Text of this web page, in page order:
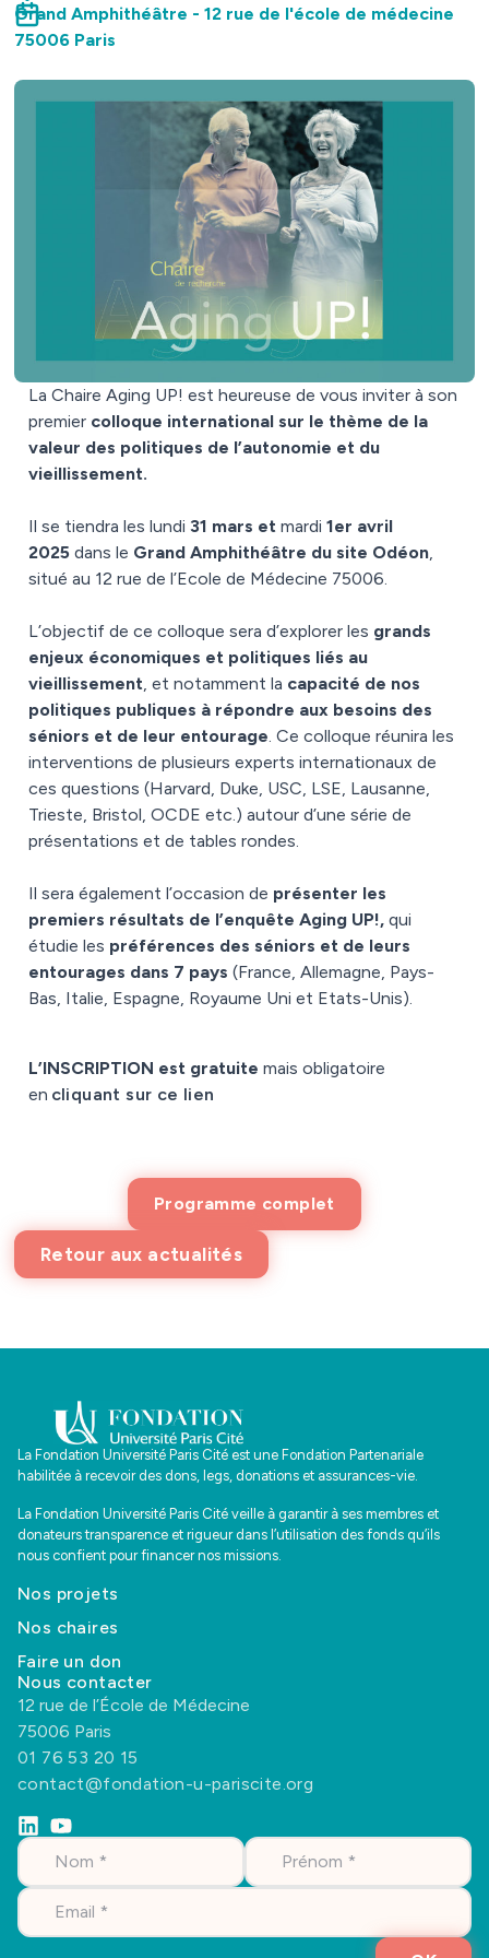
Grand Amphithéâtre - 12 rue de l'école de médecine
75006 Paris
La Chaire Aging UP! est heureuse de vous inviter à son
premier colloque international sur le thème de la
valeur des politiques de l’autonomie et du
vieillissement.
Il se tiendra les lundi 31 mars et mardi 1er avril
2025dans le Grand Amphithéâtre du site Odéon,
situé au 12 rue de l’Ecole de Médecine 75006.
L’objectif de ce colloque sera d’explorer les grands
enjeux économiques et politiques liés au
vieillissement, et notamment la capacité de nos
politiques publiques à répondre aux besoins des
séniors et de leur entourage. Ce colloque réunira les
interventions de plusieurs experts internationaux de
ces questions (Harvard, Duke, USC, LSE, Lausanne,
Trieste, Bristol, OCDE etc.) autour d’une série de
présentations et de tables rondes.
Il sera également l’occasion de présenter les
premiers résultats de l’enquête Aging UP!,qui
étudie les préférences des séniors et de leurs
entourages dans 7 pays (France, Allemagne, Pays-
Bas, Italie, Espagne, Royaume Uni et Etats-Unis).
L’INSCRIPTION est gratuite mais obligatoire
en cliquant sur ce lien
Programme complet
Retour aux actualités
La Fondation Université Paris Cité est une Fondation Partenariale
habilitée à recevoir des dons, legs, donations et assurances-vie.
La Fondation Université Paris Cité veille à garantir à ses membres et
donateurs transparence et rigueur dans l’utilisation des fonds qu’ils
nous confient pour financer nos missions.
Nos projets
Nos chaires
Faire un don
Nous contacter
12 rue de l’École de Médecine
75006 Paris
01 76 53 20 15
contact@fondation-u-pariscite.org